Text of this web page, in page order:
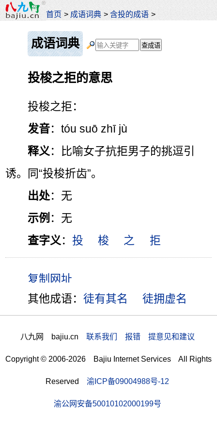
首页 > 成语词典 >含投的成语 >
成语词典
投梭之拒的意思
投梭之拒：
发音：tóu suō zhī jù
释义 ：比喻女子抗拒男子的挑逗引
诱。同“投梭折齿”。
出处：无
示例 ：无
查字义 ：投 梭 之 拒
其他成语：徒有其名 徒拥虚名
八九网 bajiu.cn 联系我们 报错 提意见和建议
Copyright © 2006-2026 Bajiu Internet Services All Rights
Reserved 渝ICP备09004988号-12
渝公网安备50010102000199号